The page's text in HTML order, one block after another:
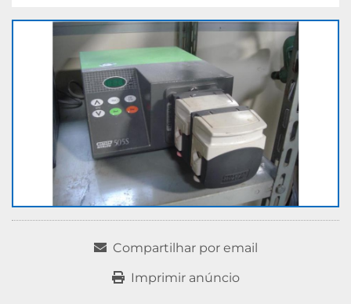
Compartilhar por email
Imprimir anúncio